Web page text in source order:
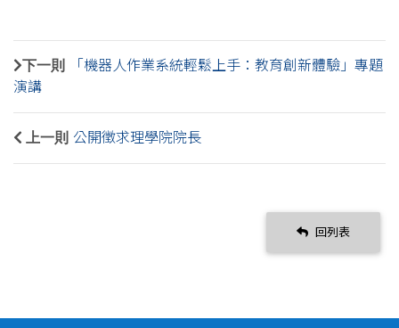
下一則
「機器人作業系統輕鬆上手：教育創新體驗」專題
演講
上一則 公開徵求理學院院長
回列表